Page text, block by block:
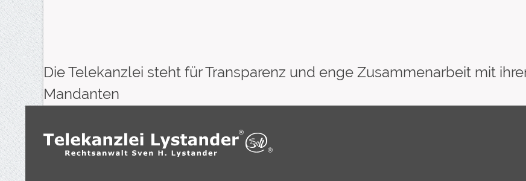
Die Telekanzlei steht für Transparenz und enge Zusammenarbeit mit
Mandanten